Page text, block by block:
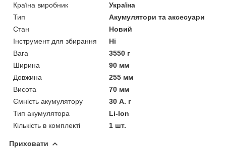
Країна виробник
Україна
Тип
Акумулятори та аксесуари
Стан
Новий
Інструмент для збирання
Ні
Вага
3550 г
Ширина
90 мм
Довжина
255 мм
Висота
70 мм
Ємність акумулятору
30 А. г
Тип акумулятора
Li-Ion
Кількість в комплекті
1 шт.
Приховати